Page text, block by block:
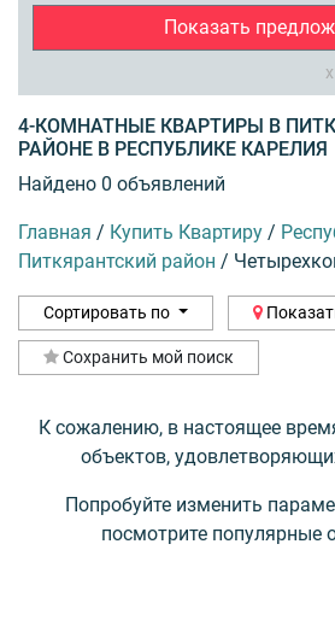
Показать
4-КОМНАТНЫЕ КВАРТИРЫ В
РАЙОНЕ В РЕСПУБЛИКЕ КАРЕЛИЯ
Найдено 0 объявлений
Главная / Купить Квартиру /
Питкярантский район /
Сортировать по
Сохранить мой поиск
К сожалению, в настоящее
объектов,
Попробуйте изменить
посмотрите популярные